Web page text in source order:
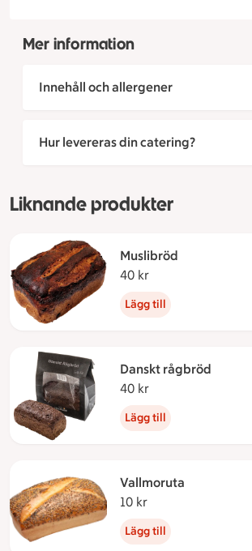
Mer information
Innehåll och allergener
Hur levereras din catering?
Liknande produkter
Muslibröd
40 kr
Lägg till
Danskt rågbröd
40 kr
Lägg till
Vallmoruta
10 kr
Lägg till